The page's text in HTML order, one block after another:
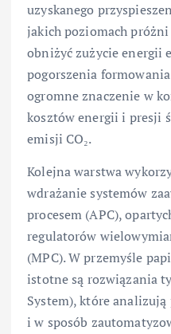
uzyskanego
jakich poziomach
obniżyć zużycie energii
pogorszenia
ogromne znaczenie w
kosztów energii i presji
emisji CO₂.
Kolejna warstwa
wdrażanie systemów
procesem (APC),
regulatorów
(MPC). W przemyśle
istotne są rozwiązania
System), które
i w sposób